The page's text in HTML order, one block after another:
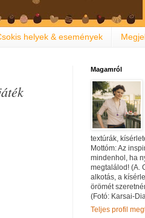
helyek & események
Magamról
textúrák,
Mottóm: Az
mindenhol, ha
megtalálod! (A.
alkotás, a
örömét
(Fotó: Karsai-
Teljes profil